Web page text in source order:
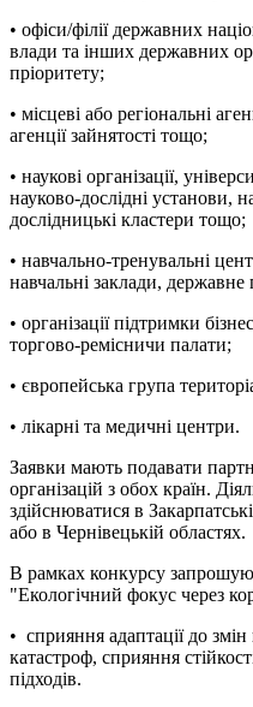
• офіси/філії державних
влади та інших державних
пріоритету;
• місцеві або регіональні
агенції зайнятості тощо;
• наукові організації,
науково-дослідні установи,
дослідницькі кластери тощо;
• навчально-тренувальні
навчальні заклади,
• організації підтримки
торгово-ремісничи палати;
• європейська група
• лікарні та медичні центри.
Заявки мають подавати
організацій з обох країн.
здійснюватися в
або в Чернівецькій областях.
В рамках конкурсу
"Екологічний фокус через
• cприяння адаптації до
катастроф, сприяння
підходів.